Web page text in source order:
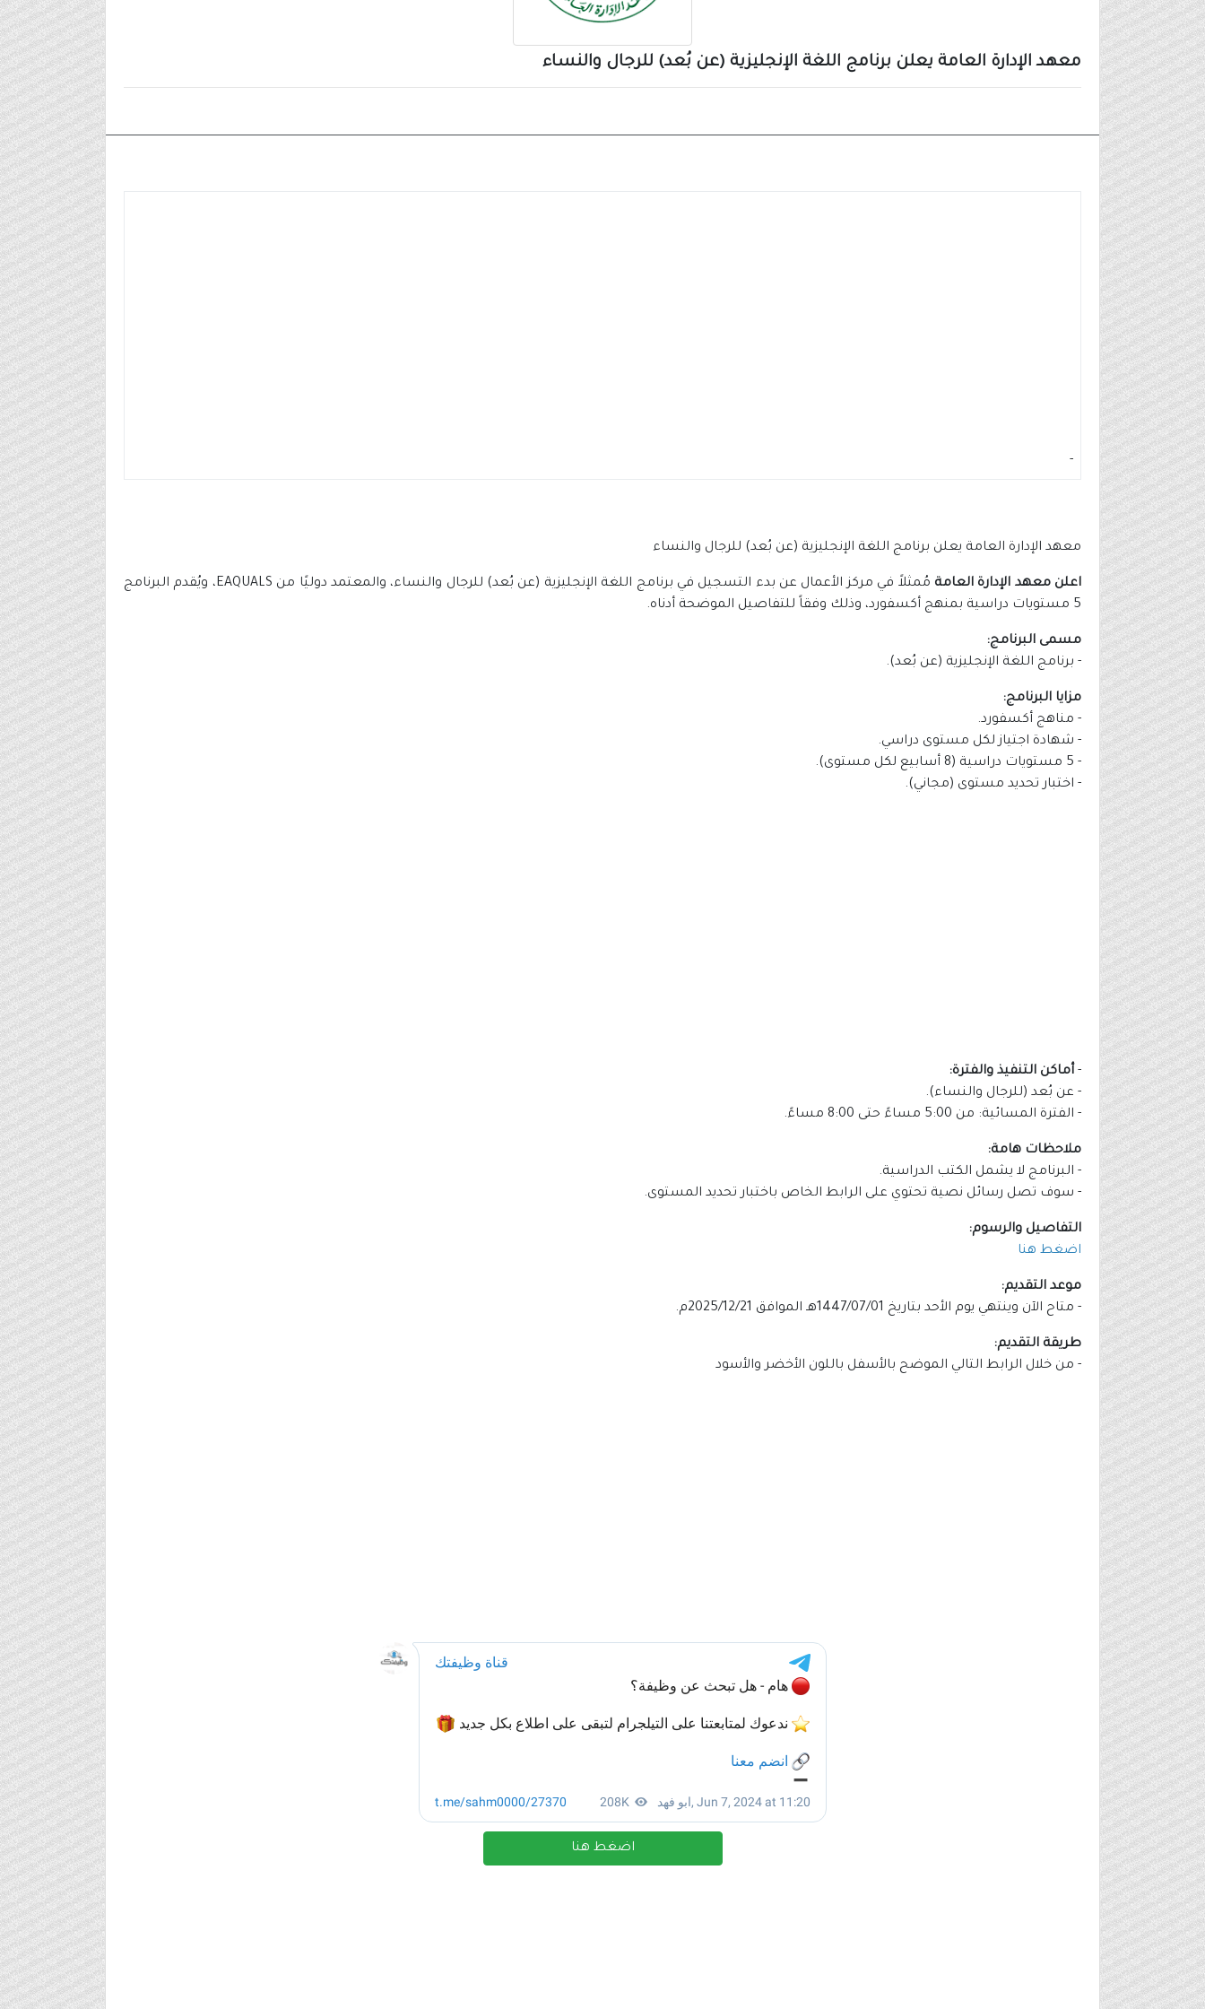
معهد الإدارة العامة يعلن برنامج اللغة الإنجليزية (عن بُعد) للرجال والنساء
-
معهد الإدارة العامة يعلن برنامج اللغة الإنجليزية (عن بُعد) للرجال والنساء
اعلن معهد الإدارة العامة
مُمثلاً في مركز الأعمال عن بدء التسجيل في برنامج اللغة الإنجليزية (عن بُعد) للرجال والنساء، والمعتمد دوليًا من EAQUALS، ويُقدم البرنامج
5 مستويات دراسية بمنهج أكسفورد، وذلك وفقاً للتفاصيل الموضحة أدناه.
مسمى البرنامج:
- برنامج اللغة الإنجليزية (عن بُعد).
مزايا البرنامج:
- مناهج أكسفورد.
- شهادة اجتياز لكل مستوى دراسي.
- 5 مستويات دراسية (8 أسابيع لكل مستوى).
- اختبار تحديد مستوى (مجاني).
- أماكن التنفيذ والفترة:
- عن بُعد (للرجال والنساء).
- الفترة المسائية: من 5:00 مساءً حتى 8:00 مساءً.
ملاحظات هامة:
- البرنامج لا يشمل الكتب الدراسية.
- سوف تصل رسائل نصية تحتوي على الرابط الخاص باختبار تحديد المستوى.
التفاصيل والرسوم:
اضغط هنا
موعد التقديم:
- متاح الآن وينتهي يوم الأحد بتاريخ 1447/07/01هـ الموافق 2025/12/21م.
طريقة التقديم:
- من خلال الرابط التالي الموضح بالأسفل باللون الأخضر والأسود
اضغط هنا